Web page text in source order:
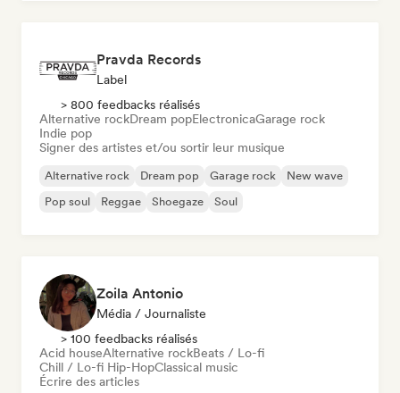
Pravda Records
Label
> 800 feedbacks réalisés
Alternative rockDream popElectronicaGarage rock
Indie pop
Signer des artistes et/ou sortir leur musique
Alternative rock Dream pop Garage rock
New wave
Pop soul
Reggae Shoegaze Soul
Zoila Antonio
Média / Journaliste
> 100 feedbacks réalisés
Acid houseAlternative rockBeats / Lo-fi
Chill / Lo-fi Hip-HopClassical music
Écrire des articles